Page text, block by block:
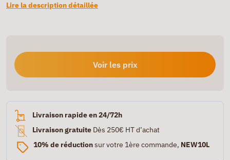
Lire la description détaillée
Voir les prix
Livraison rapide en 24/72h
Livraison gratuite Dès 250€ HT d’achat
10% de réductionsur votre 1ère commande, NEW10L